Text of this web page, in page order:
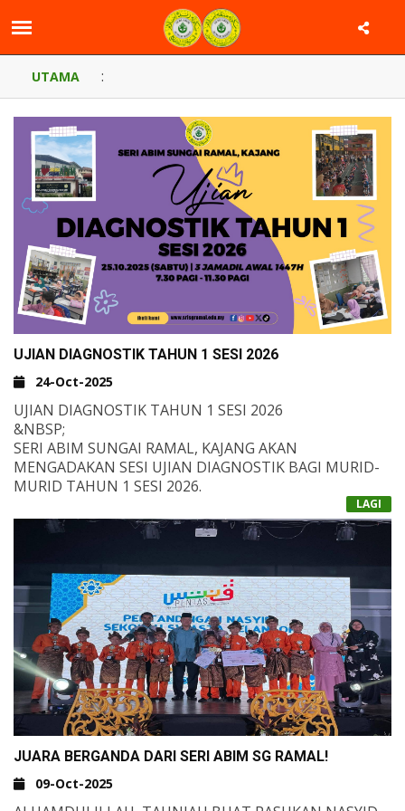
UTAMA :
UJIAN DIAGNOSTIK TAHUN 1 SESI 2026
24-Oct-2025
UJIAN DIAGNOSTIK TAHUN 1 SESI 2026
&NBSP;
SERI ABIM SUNGAI RAMAL, KAJANG AKAN
MENGADAKAN SESI UJIAN DIAGNOSTIK BAGI MURID-
MURID TAHUN 1 SESI 2026.
MASA: 7.30 PAGI &NDASH; 11.30 PAGI
LOKASI: SERI ABIM SUNGAI RAMAL, KAJANG
UJIAN INI BERTUJUAN MENGENAL PASTI TAHAP
KESEDIAAN MURID UNTUK MEMASUKI ALAM
PERSEKOLAHAN SECARA HOLISTIK.
LAGI
JUARA BERGANDA DARI SERI ABIM SG RAMAL!
09-Oct-2025